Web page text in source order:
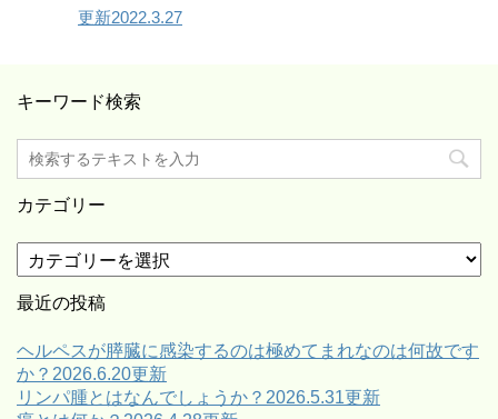
更新2022.3.27
キーワード検索
カテゴリー
テ
ゴ
ー
最近の投稿
ヘルペスが膵臓に感染するのは極めてまれなのは何故です
か？2026.6.20更新
リンパ腫とはなんでしょうか？2026.5.31更新